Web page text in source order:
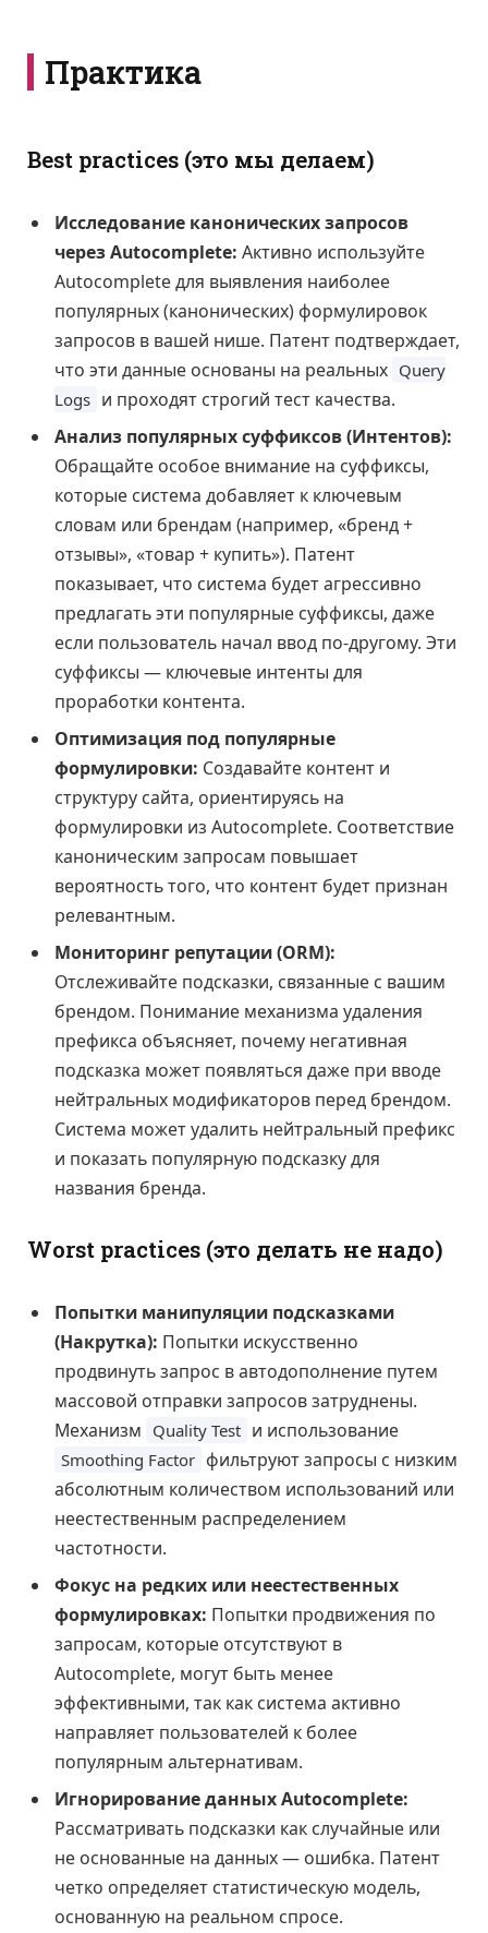
Практика
Best practices (это мы делаем)
Исследование канонических запросов
через Autocomplete: Активно используйте
Autocomplete для выявления наиболее
популярных (канонических) формулировок
запросов в вашей нише. Патент подтверждает,
что эти данные основаны на реальных Query
Logs и проходят строгий тест качества.
Анализ популярных суффиксов (Интентов):
Обращайте особое внимание на суффиксы,
которые система добавляет к ключевым
словам или брендам (например, «бренд +
отзывы», «товар + купить»). Патент
показывает, что система будет агрессивно
предлагать эти популярные суффиксы, даже
если пользователь начал ввод по-другому. Эти
суффиксы — ключевые интенты для
проработки контента.
Оптимизация под популярные
формулировки: Создавайте контент и
структуру сайта, ориентируясь на
формулировки из Autocomplete. Соответствие
каноническим запросам повышает
вероятность того, что контент будет признан
релевантным.
Мониторинг репутации (ORM):
Отслеживайте подсказки, связанные с вашим
брендом. Понимание механизма удаления
префикса объясняет, почему негативная
подсказка может появляться даже при вводе
нейтральных модификаторов перед брендом.
Система может удалить нейтральный префикс
и показать популярную подсказку для
названия бренда.
Worst practices (это делать не надо)
Попытки манипуляции подсказками
(Накрутка): Попытки искусственно
продвинуть запрос в автодополнение путем
массовой отправки запросов затруднены.
Механизм Quality Test и использование
Smoothing Factor фильтруют запросы с низким
абсолютным количеством использований или
неестественным распределением
частотности.
Фокус на редких или неестественных
формулировках: Попытки продвижения по
запросам, которые отсутствуют в
Autocomplete, могут быть менее
эффективными, так как система активно
направляет пользователей к более
популярным альтернативам.
Игнорирование данных Autocomplete:
Рассматривать подсказки как случайные или
не основанные на данных — ошибка. Патент
четко определяет статистическую модель,
основанную на реальном спросе.